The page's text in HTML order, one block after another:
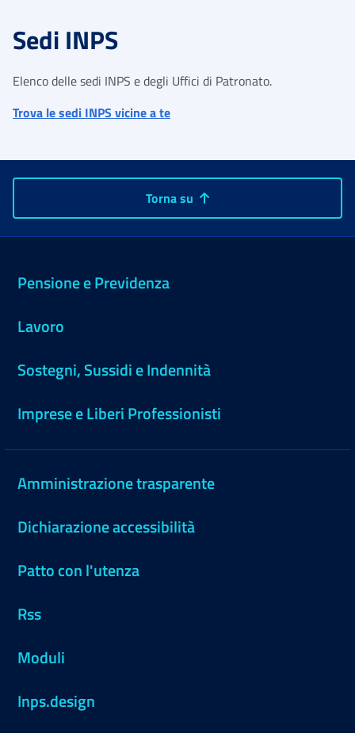
Sedi INPS
Elenco delle sedi INPS e degli Uffici di Patronato.
Trova le sedi INPS vicine a te
Torna su
Pensione e Previdenza
Lavoro
Sostegni, Sussidi e Indennità
Imprese e Liberi Professionisti
Amministrazione trasparente
Dichiarazione accessibilità
Patto con l'utenza
Rss
Moduli
Inps.design